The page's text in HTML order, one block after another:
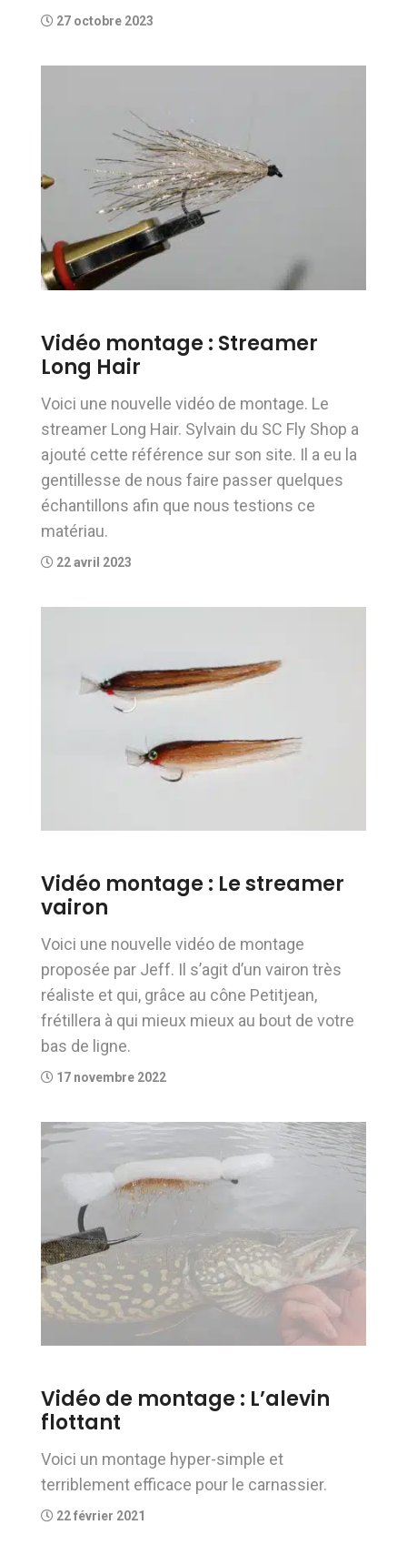
27 octobre 2023
Vidéo montage : Streamer
Long Hair
Voici une nouvelle vidéo de montage. Le
streamer Long Hair. Sylvain du SC Fly Shop a
ajouté cette référence sur son site. Il a eu la
gentillesse de nous faire passer quelques
échantillons afin que nous testions ce
matériau.
22 avril 2023
Vidéo montage : Le streamer
vairon
Voici une nouvelle vidéo de montage
proposée par Jeff. Il s’agit d’un vairon très
réaliste et qui, grâce au cône Petitjean,
frétillera à qui mieux mieux au bout de votre
bas de ligne.
17 novembre 2022
Vidéo de montage : L’alevin
flottant
Voici un montage hyper-simple et
terriblement efficace pour le carnassier.
22 février 2021